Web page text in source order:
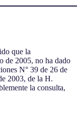
que la
de 2005, no ha dado
N° 39 de 26 de
2003, de la H.
la consulta,